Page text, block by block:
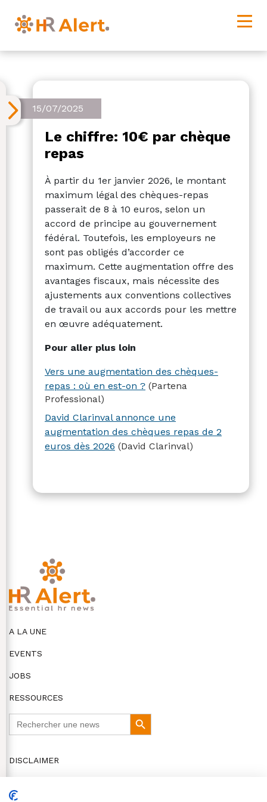
15/07/2025
Le chiffre: 10€ par chèque
repas
À partir du 1er janvier 2026, le montant
maximum légal des chèques-repas
passerait de 8 à 10 euros, selon un
accord de principe au gouvernement
fédéral. Toutefois, les employeurs ne
sont pas obligés d’accorder ce
maximum. Cette augmentation offre des
avantages fiscaux, mais nécessite des
ajustements aux conventions collectives
de travail ou aux accords pour les mettre
en œuvre adéquatement.
Pour aller plus loin
Vers une augmentation des chèques-
repas : où en est-on ? (Partena
Professional)
David Clarinval annonce une
augmentation des chèques repas de 2
euros dès 2026 (David Clarinval)
A LA UNE
EVENTS
JOBS
RESSOURCES
Search
Button
DISCLAIMER